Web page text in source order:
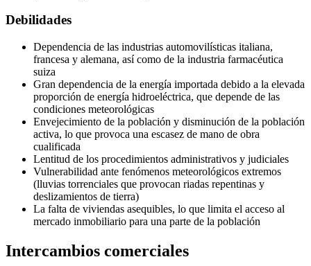
Debilidades
Dependencia de las industrias automovilísticas italiana,
francesa y alemana, así como de la industria farmacéutica
suiza
Gran dependencia de la energía importada debido a la elevada
proporción de energía hidroeléctrica, que depende de las
condiciones meteorológicas
Envejecimiento de la población y disminución de la población
activa, lo que provoca una escasez de mano de obra
cualificada
Lentitud de los procedimientos administrativos y judiciales
Vulnerabilidad ante fenómenos meteorológicos extremos
(lluvias torrenciales que provocan riadas repentinas y
deslizamientos de tierra)
La falta de viviendas asequibles, lo que limita el acceso al
mercado inmobiliario para una parte de la población
Intercambios comerciales